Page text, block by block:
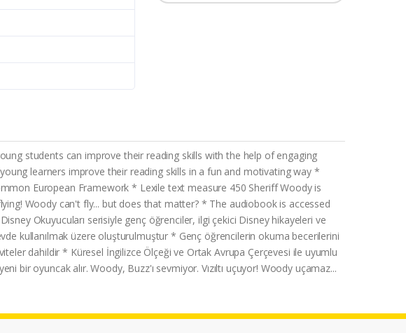
students can improve their reading skills with the help of engaging
learners improve their reading skills in a fun and motivating way *
European Framework * Lexile text measure 450 Sheriff Woody is
Woody can't fly... but does that matter? * The audiobook is accessed
Okuyucuları serisiyle genç öğrenciler, ilgi çekici Disney hikayeleri ve
kullanılmak üzere oluşturulmuştur * Genç öğrencilerin okuma becerilerini
dahildir * Küresel İngilizce Ölçeği ve Ortak Avrupa Çerçevesi ile uyumlu
bir oyuncak alır. Woody, Buzz'ı sevmiyor. Vızıltı uçuyor! Woody uçamaz...